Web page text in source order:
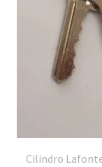
Cilindro